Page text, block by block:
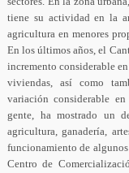
tiene su actividad en la
agricultura en menores
En los últimos años, el
incremento considerable
viviendas, así como
variación considerable
gente, ha mostrado un
agricultura, ganadería,
funcionamiento de
Centro de